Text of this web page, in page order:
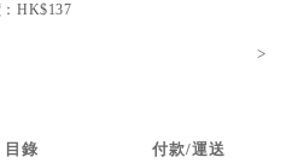
HK$137
>
目錄 付款/運送